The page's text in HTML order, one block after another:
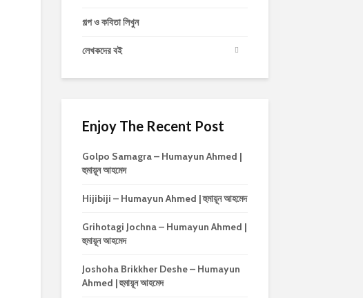
গল্প ও কবিতা লিখুন
লেখকদের বই
Enjoy The Recent Post
Golpo Samagra – Humayun Ahmed |
হুমায়ূন আহমেদ
Hijibiji – Humayun Ahmed | হুমায়ূন আহমেদ
Grihotagi Jochna – Humayun Ahmed |
হুমায়ূন আহমেদ
Joshoha Brikkher Deshe – Humayun
Ahmed | হুমায়ূন আহমেদ